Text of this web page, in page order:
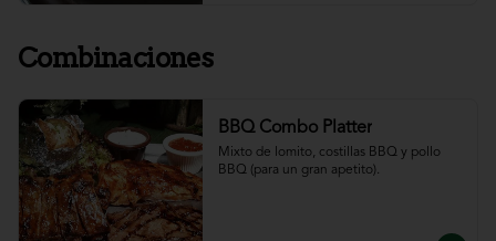
Combinaciones
BBQ Combo Platter
Mixto de lomito, costillas BBQ y pollo
BBQ (para un gran apetito).